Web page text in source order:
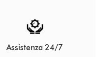
Assistenza 24/7